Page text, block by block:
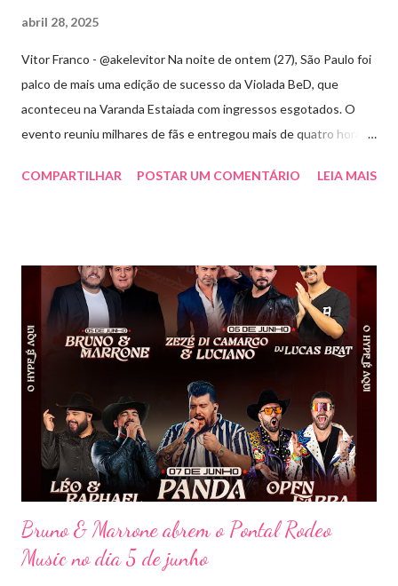
abril 28, 2025
Vitor Franco - @akelevitor Na noite de ontem (27), São Paulo foi
palco de mais uma edição de sucesso da Violada BeD, que
aconteceu na Varanda Estaiada com ingressos esgotados. O
evento reuniu milhares de fãs e entregou mais de quatro horas
de hits, Bruninho & Davi incendiaram o palco e contaram com
única, com o público cantando junto do início ao fim. Criado em
2018, o projeto Violada BeD se tornou uma verdadeira marca
registrada da carreira da dupla, oferecendo ao público um show
imersivo, com horas de duração, que mistura grandes clássicos
do sertanejo com homenagens a outros gêneros. No palco,
Bruninho & Davi transitam com naturalidade entre os seus hits e
releituras de artistas como Sandy & Junior, CPM 22 e
Detonautas, cria...
COMPARTILHAR POSTAR UM COMENTÁRIO LEIA MAIS
Bruno & Marrone abrem o Pontal Rodeo
Music no dia 5 de junho